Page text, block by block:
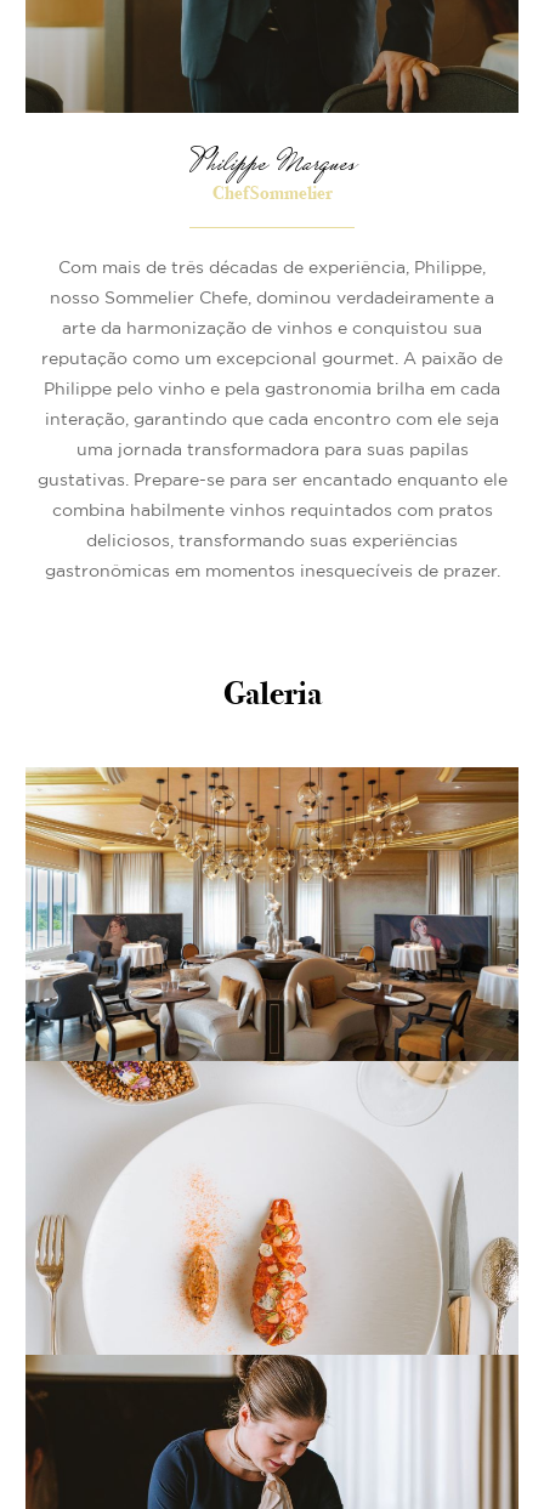
Philippe Marques
Chef Sommelier
Com mais de três décadas de experiência, Philippe,
nosso Sommelier Chefe, dominou verdadeiramente a
arte da harmonização de vinhos e conquistou sua
reputação como um excepcional gourmet. A paixão de
Philippe pelo vinho e pela gastronomia brilha em cada
interação, garantindo que cada encontro com ele seja
uma jornada transformadora para suas papilas
gustativas. Prepare-se para ser encantado enquanto ele
combina habilmente vinhos requintados com pratos
deliciosos, transformando suas experiências
gastronômicas em momentos inesquecíveis de prazer.
Galeria